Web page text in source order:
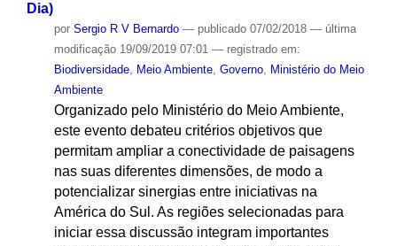
Dia)
por Sergio R V Bernardo — publicado07/02/2018 — última
modificação19/09/2019 07:01 — registrado em:
Biodiversidade, Meio Ambiente, Governo, Ministério do Meio
Ambiente
Organizado pelo Ministério do Meio Ambiente,
este evento debateu critérios objetivos que
permitam ampliar a conectividade de paisagens
nas suas diferentes dimensões, de modo a
potencializar sinergias entre iniciativas na
América do Sul. As regiões selecionadas para
iniciar essa discussão integram importantes